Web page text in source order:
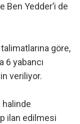
Ben Yedder’i de
göre,
6 yabancı
veriliyor.
halinde
ilan edilmesi